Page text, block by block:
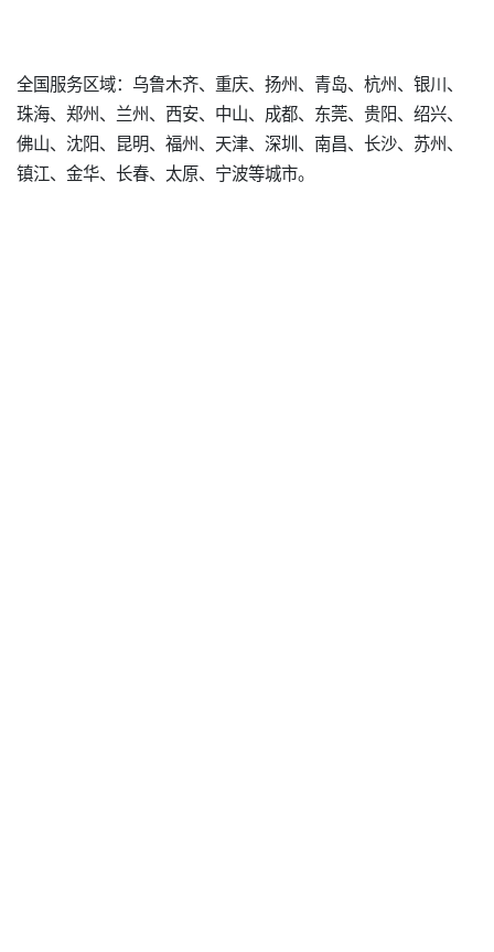
全国服务区域：乌鲁木齐、重庆、扬州、青岛、杭州、银川、
珠海、郑州、兰州、西安、中山、成都、东莞、贵阳、绍兴、
佛山、沈阳、昆明、福州、天津、深圳、南昌、长沙、苏州、
镇江、金华、长春、太原、宁波等城市。